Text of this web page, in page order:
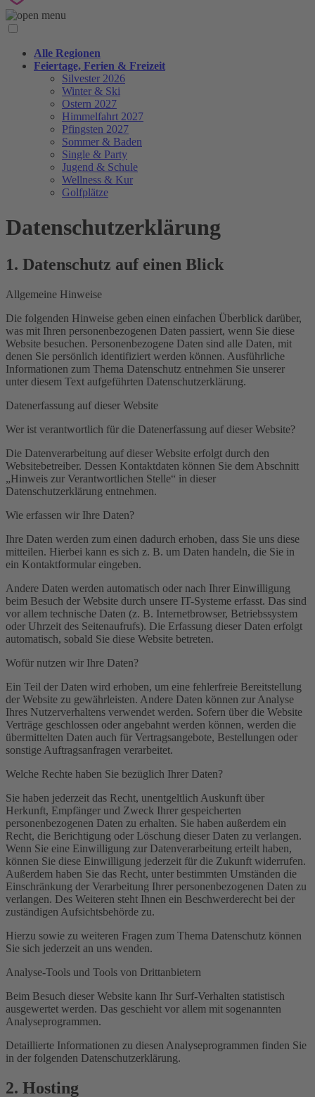
Alle Regionen
Feiertage, Ferien & Freizeit
Silvester 2026
Winter & Ski
Ostern 2027
Himmelfahrt 2027
Pfingsten 2027
Sommer & Baden
Single & Party
Jugend & Schule
Wellness & Kur
Golfplätze
Datenschutz­erklärung
1. Datenschutz auf einen Blick
Allgemeine Hinweise
Die folgenden Hinweise geben einen einfachen Überblick darüber,
was mit Ihren personenbezogenen Daten passiert, wenn Sie diese
Website besuchen. Personenbezogene Daten sind alle Daten, mit
denen Sie persönlich identifiziert werden können. Ausführliche
Informationen zum Thema Datenschutz entnehmen Sie unserer
unter diesem Text aufgeführten Datenschutzerklärung.
Datenerfassung auf dieser Website
Wer ist verantwortlich für die Datenerfassung auf dieser Website?
Die Datenverarbeitung auf dieser Website erfolgt durch den
Websitebetreiber. Dessen Kontaktdaten können Sie dem Abschnitt
„Hinweis zur Verantwortlichen Stelle“ in dieser
Datenschutzerklärung entnehmen.
Wie erfassen wir Ihre Daten?
Ihre Daten werden zum einen dadurch erhoben, dass Sie uns diese
mitteilen. Hierbei kann es sich z. B. um Daten handeln, die Sie in
ein Kontaktformular eingeben.
Andere Daten werden automatisch oder nach Ihrer Einwilligung
beim Besuch der Website durch unsere IT-Systeme erfasst. Das sind
vor allem technische Daten (z. B. Internetbrowser, Betriebssystem
oder Uhrzeit des Seitenaufrufs). Die Erfassung dieser Daten erfolgt
automatisch, sobald Sie diese Website betreten.
Wofür nutzen wir Ihre Daten?
Ein Teil der Daten wird erhoben, um eine fehlerfreie Bereitstellung
der Website zu gewährleisten. Andere Daten können zur Analyse
Ihres Nutzerverhaltens verwendet werden. Sofern über die Website
Verträge geschlossen oder angebahnt werden können, werden die
übermittelten Daten auch für Vertragsangebote, Bestellungen oder
sonstige Auftragsanfragen verarbeitet.
Welche Rechte haben Sie bezüglich Ihrer Daten?
Sie haben jederzeit das Recht, unentgeltlich Auskunft über
Herkunft, Empfänger und Zweck Ihrer gespeicherten
personenbezogenen Daten zu erhalten. Sie haben außerdem ein
Recht, die Berichtigung oder Löschung dieser Daten zu verlangen.
Wenn Sie eine Einwilligung zur Datenverarbeitung erteilt haben,
können Sie diese Einwilligung jederzeit für die Zukunft widerrufen.
Außerdem haben Sie das Recht, unter bestimmten Umständen die
Einschränkung der Verarbeitung Ihrer personenbezogenen Daten zu
verlangen. Des Weiteren steht Ihnen ein Beschwerderecht bei der
zuständigen Aufsichtsbehörde zu.
Hierzu sowie zu weiteren Fragen zum Thema Datenschutz können
Sie sich jederzeit an uns wenden.
Analyse-Tools und Tools von Dritt­anbietern
Beim Besuch dieser Website kann Ihr Surf-Verhalten statistisch
ausgewertet werden. Das geschieht vor allem mit sogenannten
Analyseprogrammen.
Detaillierte Informationen zu diesen Analyseprogrammen finden Sie
in der folgenden Datenschutzerklärung.
2. Hosting